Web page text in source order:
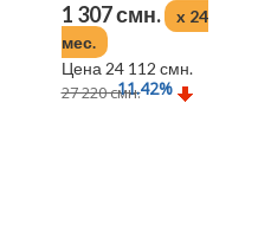
1 307 смн.
x 24
мес.
Цена 24 112 смн.
27 220 смн.11.42%